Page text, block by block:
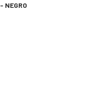
NEGRO